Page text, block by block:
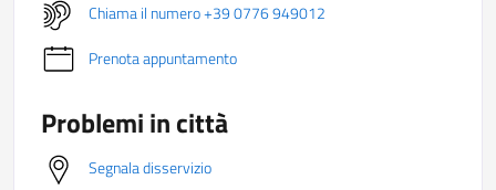
Chiama il numero +39 0776 949012
Prenota appuntamento
Problemi in città
Segnala disservizio